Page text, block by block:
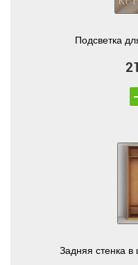
Подсветка
Задняя стенка